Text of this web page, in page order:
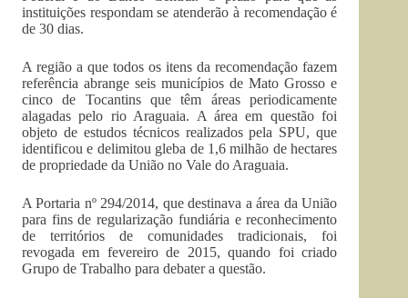
instituições respondam se atenderão à recomendação é
de 30 dias.
A região a que todos os itens da recomendação fazem
referência abrange seis municípios de Mato Grosso e
cinco de Tocantins que têm áreas periodicamente
alagadas pelo rio Araguaia. A área em questão foi
objeto de estudos técnicos realizados pela SPU, que
identificou e delimitou gleba de 1,6 milhão de hectares
de propriedade da União no Vale do Araguaia.
A Portaria nº 294/2014, que destinava a área da União
para fins de regularização fundiária e reconhecimento
de territórios de comunidades tradicionais, foi
revogada em fevereiro de 2015, quando foi criado
Grupo de Trabalho para debater a questão.